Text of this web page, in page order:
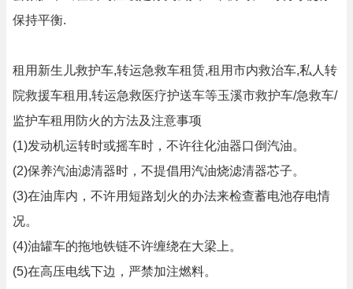
保持平衡.
租用新生儿救护车,转运急救车租赁,租用市内救治车,私人转
院救援车租用,转运急救医疗护送车等玉溪市救护车/急救车/
监护车租用防火的方法及注意事项
(1)发动机运转时或摇车时，不许往化油器口倒汽油。
(2)保养汽油滤清器时，不提倡用汽油烧滤清器芯子。
(3)在油库内，不许用短路划火的办法来检查蓄电池存电情
况。
(4)油罐车的拖地铁链不许缠绕在大梁上。
(5)在高压电线下边，严禁加注燃料。